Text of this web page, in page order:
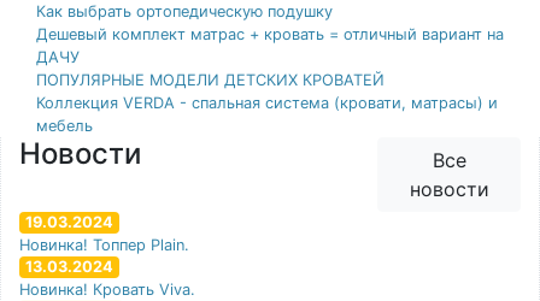
Как выбрать ортопедическую подушку
Дешевый комплект матрас + кровать = отличный вариант на
ДАЧУ
ПОПУЛЯРНЫЕ МОДЕЛИ ДЕТСКИХ КРОВАТЕЙ
Коллекция VERDA - спальная система (кровати, матрасы) и
мебель
Новости
Все
новости
19.03.2024
Новинка! Топпер Plain.
13.03.2024
Новинка! Кровать Viva.